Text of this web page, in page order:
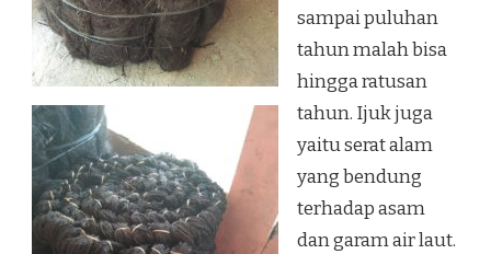
sampai puluhan
tahun malah bisa
hingga ratusan
tahun. Ijuk juga
yaitu serat alam
yang bendung
terhadap asam
dan garam air laut.